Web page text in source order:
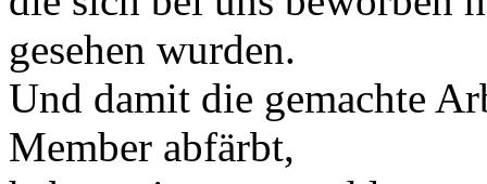
gesehen wurden.
Und damit die gemachte
Member abfärbt,